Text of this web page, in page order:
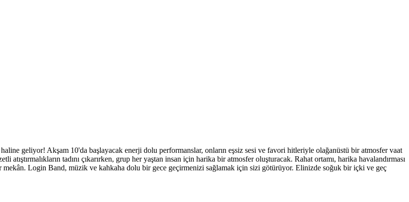
geliyor! Akşam 10'da başlayacak enerji dolu performanslar, onların eşsiz sesi ve favori hitleriyle olağanüstü bir atmosfer vaat
tadını çıkarırken, grup her yaştan insan için harika bir atmosfer oluşturacak. Rahat ortamı, harika havalandırması
mekân. Login Band, müzik ve kahkaha dolu bir gece geçirmenizi sağlamak için sizi götürüyor. Elinizde soğuk bir içki ve geç